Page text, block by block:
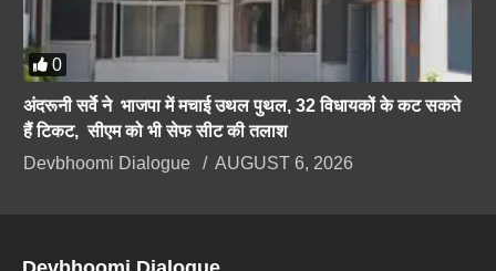
0
अंदरूनी सर्वे ने भाजपा में मचाई उथल पुथल, 32 विधायकों के कट सकते
हैं टिकट, सीएम को भी सेफ सीट की तलाश
Devbhoomi Dialogue
AUGUST 6, 2026